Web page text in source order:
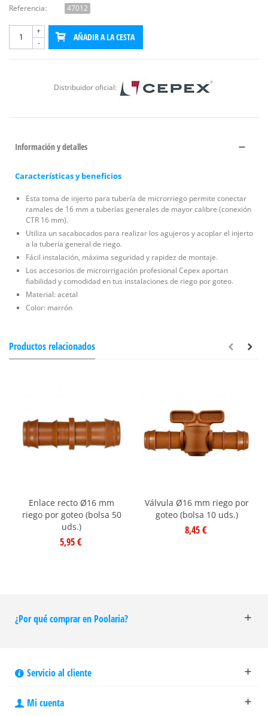
Referencia: 47012
-
+
AÑADIR A LA CESTA
Distribuidor oficial:
Información y detalles
Características y beneficios
Esta toma de injerto para tubería de microrriego permite conectar
ramales de 16 mm a tuberías generales de mayor calibre (conexión
CTR 16 mm).
Utiliza un sacabocados para realizar los agujeros y acoplar el injerto
a la tubería general de riego.
Fácil instalación, máxima seguridad y rapidez de montaje.
Los accesorios de microirrigación profesional Cepex aportan
fiabilidad y comodidad en tus instalaciones de riego por goteo.
Material: acetal
Color: marrón
Productos relacionados
Enlace recto Ø16 mm
riego por goteo (bolsa 50
uds.)
5,95 €
Válvula Ø16 mm riego por
goteo (bolsa 10 uds.)
8,45 €
¿Por qué comprar en Poolaria?
Servicio al cliente
Mi cuenta